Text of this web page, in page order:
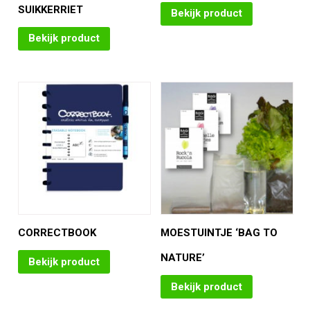
SUIKKERRIET
Bekijk product
Bekijk product
CORRECTBOOK
Bekijk product
MOESTUINTJE ‘BAG TO
NATURE’
Bekijk product